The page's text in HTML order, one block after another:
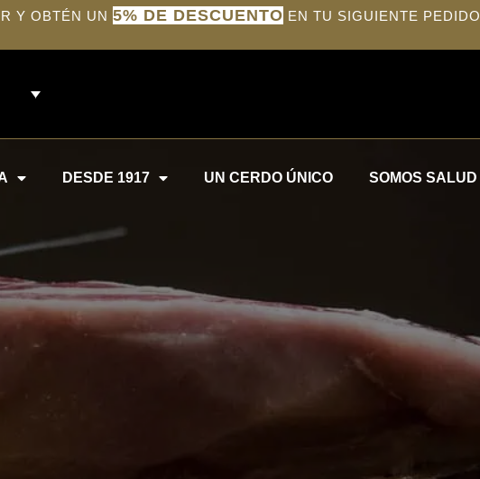
Y OBTÉN UN 5% DE DESCUENTO EN TU SIGUIENTE PEDIDO
DESDE 1917 UN CERDO ÚNICO SOMOS SALUD